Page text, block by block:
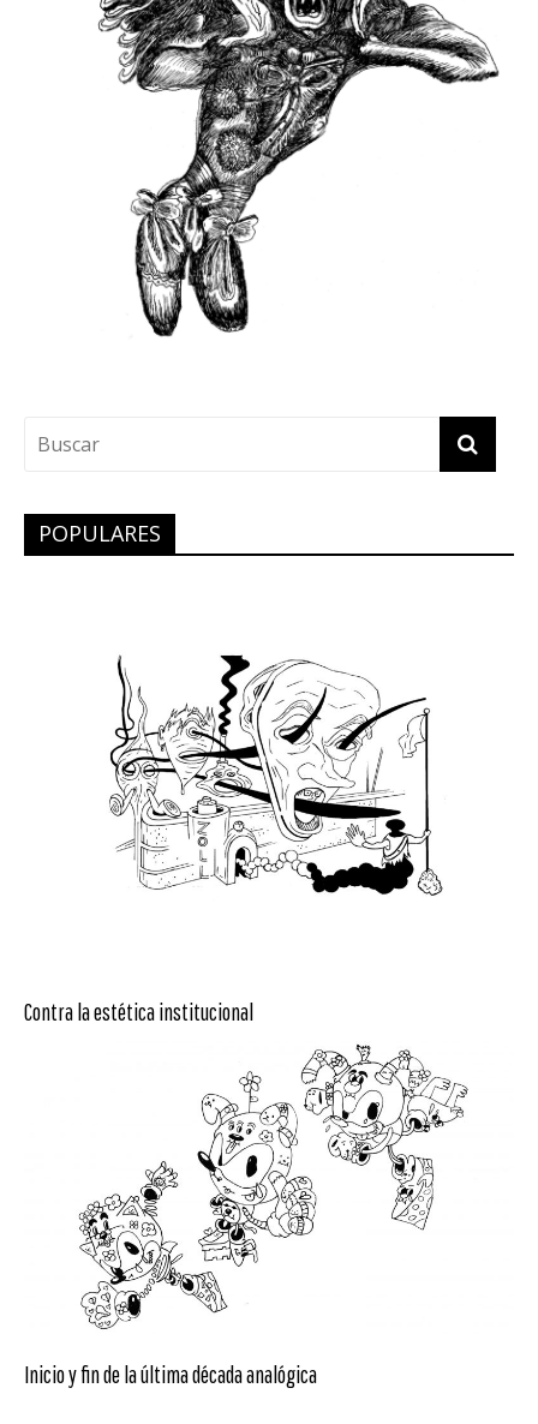
POPULARES
Contra la estética institucional
Inicio y fin de la última década analógica